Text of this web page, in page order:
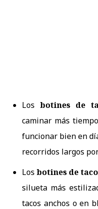
Los botines de
caminar más
funcionar bien en
recorridos largos
Losbotines de
silueta más
tacos anchos o en